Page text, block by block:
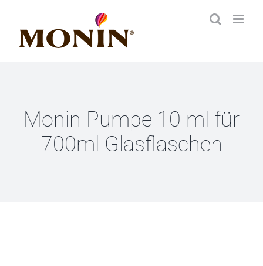
Inhalt
springen
Monin Pumpe 10 ml für
700ml Glasflaschen